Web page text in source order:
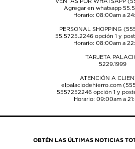
VENTAS POR WHATSAPP
Agregar en whatsapp
Horario: 08:00am a
PERSONAL SHOPPING
55.5725.2246opción 1 y
Horario: 08:00am a
TARJETA
5229.1999
ATENCIÓN A
elpalaciodehierro.com
5557252246opción 1 y
Horario: 09:00am a
OBTÉN LAS ÚLTIMAS NOTICIAS